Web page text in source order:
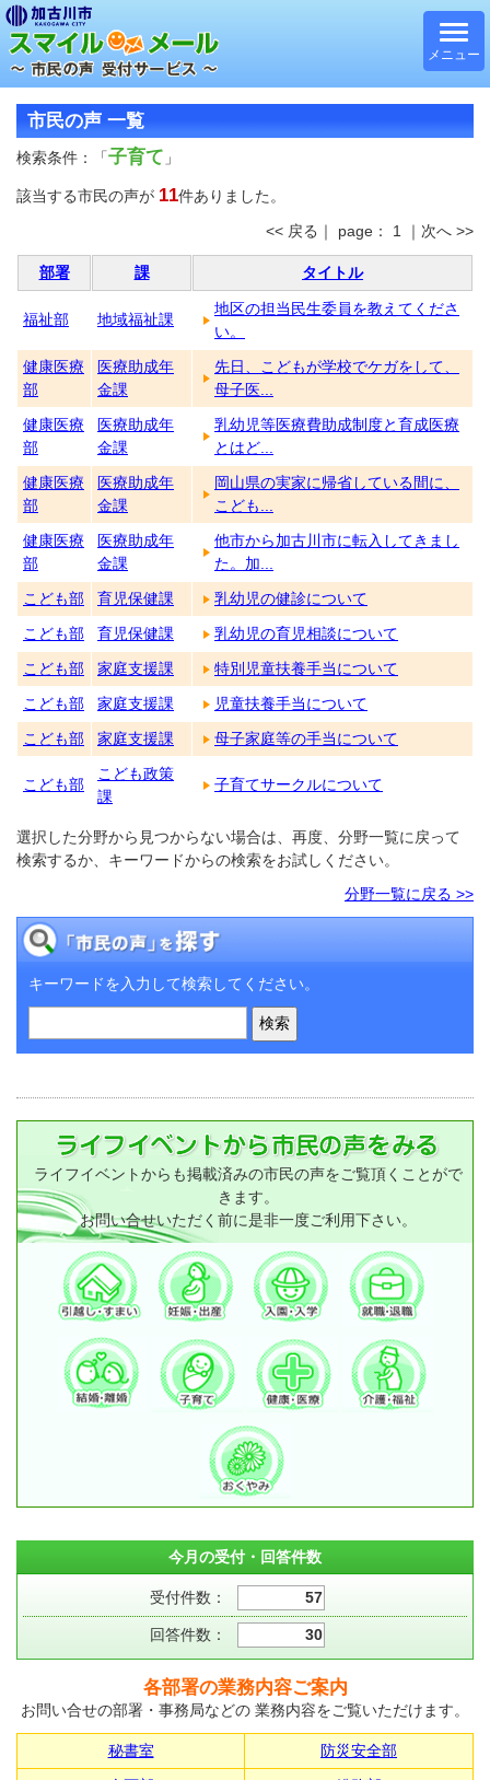
メニュー
市民の声 一覧
検索条件：「子育て 」
該当する市民の声が 11件ありました。
<< 戻る｜ page： 1 ｜次へ >>
部署 課 タイトル
福祉部 地域福祉課
地区の担当民生委員を教えてくださ
い。
健康医療
部
医療助成年
金課
先日、こどもが学校でケガをして、
母子医...
健康医療
部
医療助成年
金課
乳幼児等医療費助成制度と育成医療
とはど...
健康医療
部
医療助成年
金課
岡山県の実家に帰省している間に、
こども...
健康医療
部
医療助成年
金課
他市から加古川市に転入してきまし
た。加...
こども部
育児保健課
乳幼児の健診について
こども部
育児保健課
乳幼児の育児相談について
こども部
家庭支援課
特別児童扶養手当について
こども部
家庭支援課
児童扶養手当について
こども部
家庭支援課 母子家庭等の手当について
こども部
こども政策
課
子育てサークルについて
選択した分野から見つからない場合は、再度、分野一覧に戻って
検索するか、キーワードからの検索をお試しください。
分野一覧に戻る >>
キーワードを入力して検索してください。
ライフイベントからも掲載済みの市民の声をご覧頂くことがで
きます。
お問い合せいただく前に是非一度ご利用下さい。
今月の受付・回答件数
受付件数： 57
回答件数： 30
各部署の業務内容ご案内
お問い合せの部署・事務局などの 業務内容をご覧いただけます。
秘書室
防災安全部